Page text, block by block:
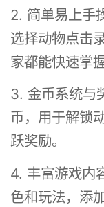
2. 简单易上手
选择动物点击
家都能快速掌
3. 金币系统与
币，用于解锁
跃奖励。
4. 丰富游戏内
色和玩法，添